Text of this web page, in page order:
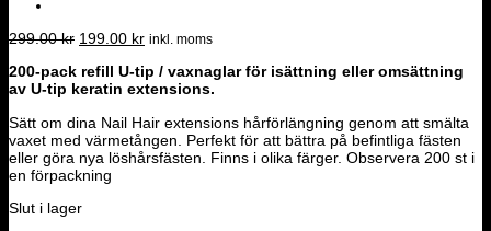
299.00kr Det
priset
var:
199.00 krDet
priset
är:
inkl. moms
200-pack refill U-tip / vaxnaglar för isättning eller omsättning
av U-tip keratin extensions.
Sätt om dina Nail Hair extensions hårförlängning genom att smälta
vaxet med värmetången. Perfekt för att bättra på befintliga fästen
eller göra nya löshårsfästen. Finns i olika färger. Observera 200 st i
en förpackning
Slut i lager